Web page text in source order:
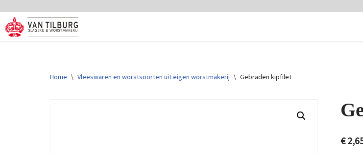
Ga
naar
Home \ Vleeswaren en worstsoorten uit eigen worstmakerij \ Gebraden kipfilet
€